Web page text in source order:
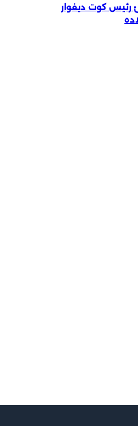
رئيس كوت ديفوار